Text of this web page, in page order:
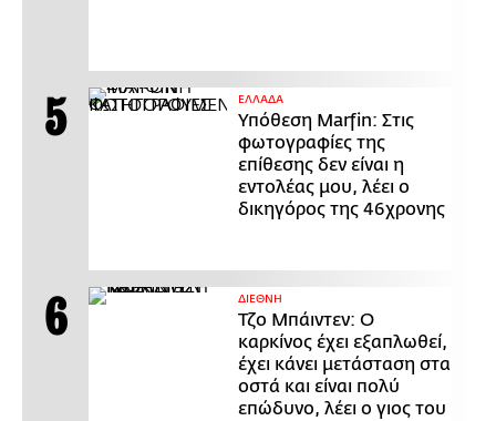
ΕΛΛΑΔΑ
Υπόθεση Marfin: Στις
φωτογραφίες της
επίθεσης δεν είναι η
εντολέας μου, λέει ο
δικηγόρος της 46χρονης
ΔΙΕΘΝΗ
Τζο Μπάιντεν: Ο
καρκίνος έχει εξαπλωθεί,
έχει κάνει μετάσταση στα
οστά και είναι πολύ
επώδυνο, λέει ο γιος του